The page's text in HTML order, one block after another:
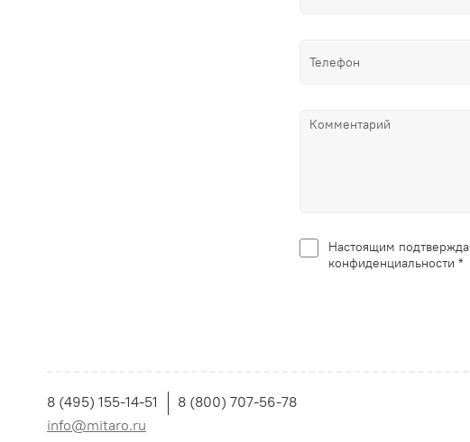
Настоящим
конфиденциальности *
8 (495) 155-14-51
8 (800) 707-56-78
info@mitaro.ru